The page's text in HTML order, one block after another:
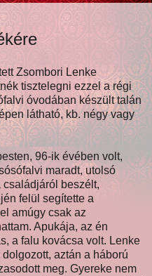
Zsombori Lenke
tisztelegni ezzel a régi
óvodában készült talán
látható, kb. négy vagy
96-ik évében volt,
maradt, utolsó
családjáról beszélt,
felül segítette a
amúgy csak az
Apukája, az én
a falu kovácsa volt. Lenke
aztán a háború
meg. Gyereke nem